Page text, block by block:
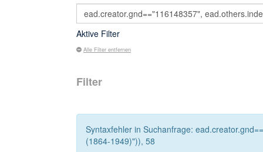
Aktive Filter
Alle Filter entfernen
Filter
Syntaxfehler in Suchanfrage:
(1864-1949)")), 58